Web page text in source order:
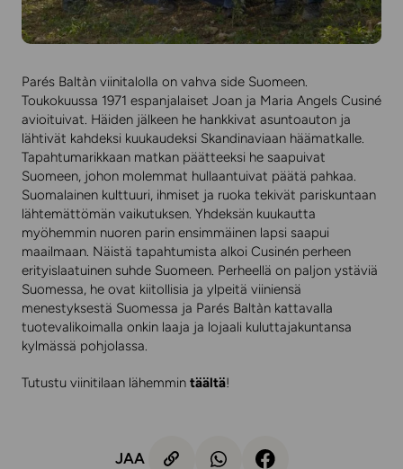
Parés Baltàn viinitalolla on vahva side Suomeen.
Toukokuussa 1971 espanjalaiset Joan ja Maria Angels Cusiné
avioituivat. Häiden jälkeen he hankkivat asuntoauton ja
lähtivät kahdeksi kuukaudeksi Skandinaviaan häämatkalle.
Tapahtumarikkaan matkan päätteeksi he saapuivat
Suomeen, johon molemmat hullaantuivat päätä pahkaa.
Suomalainen kulttuuri, ihmiset ja ruoka tekivät pariskuntaan
lähtemättömän vaikutuksen. Yhdeksän kuukautta
myöhemmin nuoren parin ensimmäinen lapsi saapui
maailmaan. Näistä tapahtumista alkoi Cusinén perheen
erityislaatuinen suhde Suomeen. Perheellä on paljon ystäviä
Suomessa, he ovat kiitollisia ja ylpeitä viiniensä
menestyksestä Suomessa ja Parés Baltàn kattavalla
tuotevalikoimalla onkin laaja ja lojaali kuluttajakuntansa
kylmässä pohjolassa.
Tutustu viinitilaan lähemmin täältä!
JAA